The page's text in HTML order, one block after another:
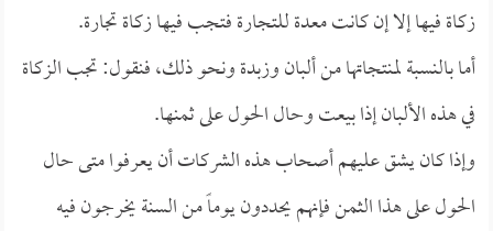
زكاة فيها إلا إن كانت معدة للتجارة فتجب فيها زكاة تجارة.
أما بالنسبة لمنتجاتها من ألبان وزبدة ونحو ذلك، فنقول: تجب الزكاة
في هذه الألبان إذا بيعت وحال الحول على ثمنها.
وإذا كان يشق عليهم أصحاب هذه الشركات أن يعرفوا متى حال
الحول على هذا الثمن فإنهم يحددون يوماً من السنة يخرجون فيه